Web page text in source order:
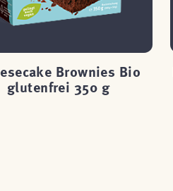
Brownies Bio
glutenfrei 350 g